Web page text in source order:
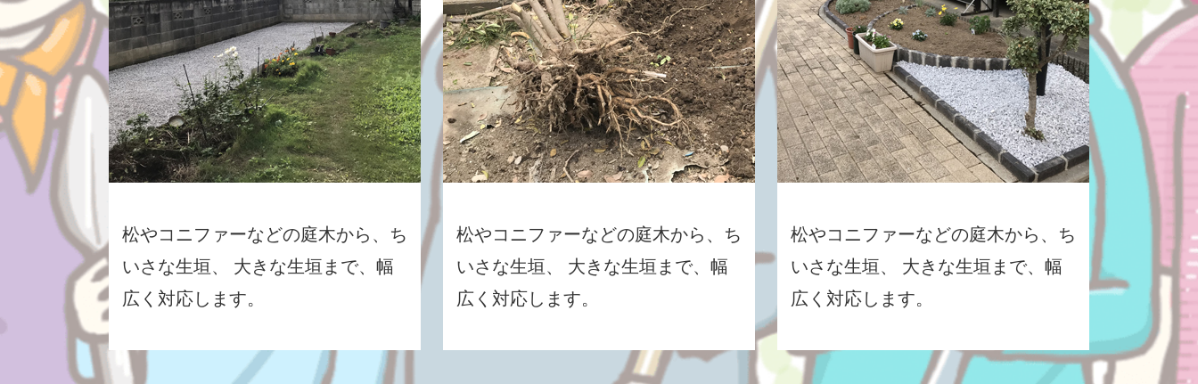
松やコニファーなどの庭木から、ち
いさな生垣、 大きな生垣まで、幅
広く対応します。
松やコニファーなどの庭木から、ち
いさな生垣、 大きな生垣まで、幅
広く対応します。
松やコニファーなどの庭木から、ち
いさな生垣、 大きな生垣まで、幅
広く対応します。